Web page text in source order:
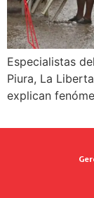
Especialistas
Piura, La
explican